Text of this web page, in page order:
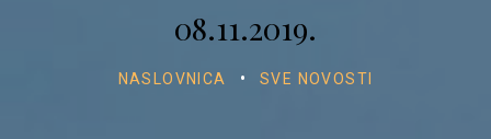
08.11.2019.
NASLOVNICA • SVE NOVOSTI